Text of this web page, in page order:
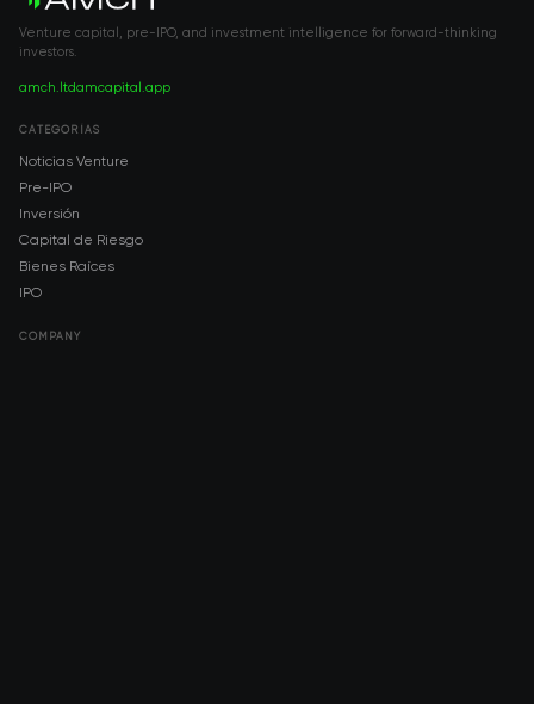
Venture capital, pre-IPO, and investment intelligence for forward-thinking
investors.
amch.ltdamcapital.app
CATEGORÍAS
Noticias Venture
Pre-IPO
Inversión
Capital de Riesgo
Bienes Raíces
IPO
COMPANY